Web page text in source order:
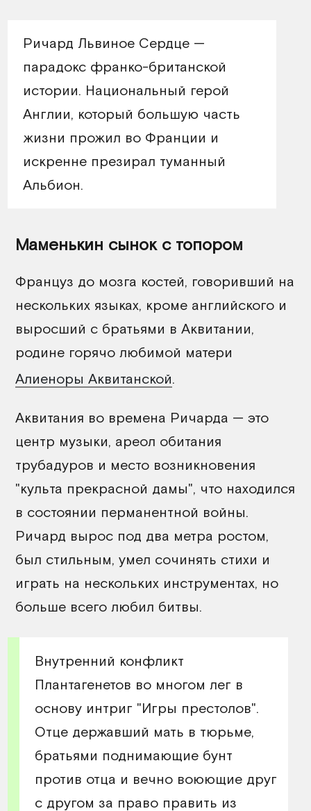
Ричард Львиное Сердце —
парадокс франко-британской
истории. Национальный герой
Англии, который большую часть
жизни прожил во Франции и
искренне презирал туманный
Альбион.
Маменькин сынок с топором
Француз до мозга костей, говоривший на
нескольких языках, кроме английского и
выросший с братьями в Аквитании,
родине горячо любимой матери
Алиеноры Аквитанской.
Аквитания во времена Ричарда — это
центр музыки, ареол обитания
трубадуров и место возникновения
"культа прекрасной дамы", что находился
в состоянии перманентной войны.
Ричард вырос под два метра ростом,
был стильным, умел сочинять стихи и
играть на нескольких инструментах, но
больше всего любил битвы.
Внутренний конфликт
Плантагенетов во многом лег в
основу интриг "Игры престолов".
Отце державший мать в тюрьме,
братьями поднимающие бунт
против отца и вечно воюющие друг
с другом за право править из